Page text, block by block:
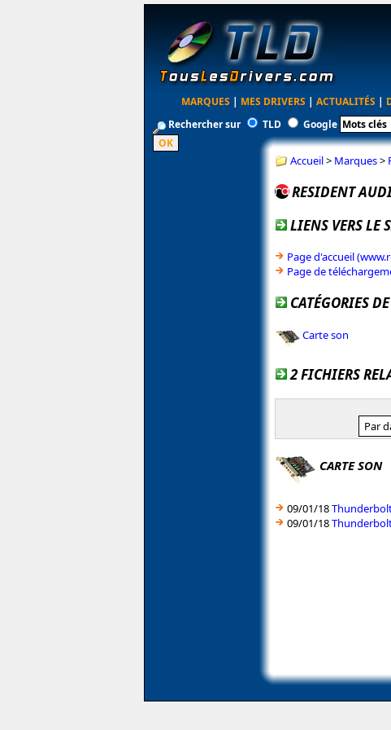
MARQUES | MES DRIVERS | ACTUALITÉS |
Rechercher sur
TLD Google
Accueil> Marques>
RESIDENT
LIENS VERS LE
Page d'accueil
Page de
CATÉGORIES
Carte son
2 FICHIERS
CARTE SON
09/01/18
09/01/18